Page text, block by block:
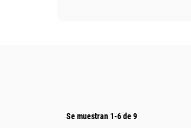
Se muestran 1-6 de 9